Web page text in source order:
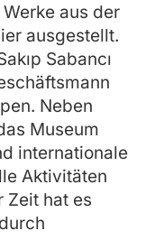
aus der
ausgestellt.
Sabancı
Neben
Museum
internationale
Aktivitäten
Zeit hat es